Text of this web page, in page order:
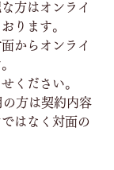
方はオンライ
ります。
からオンライ
ください。
方は契約内容
はなく対面の